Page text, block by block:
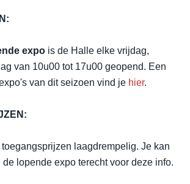
expo is de Halle elke vrijdag,
van 10u00 tot 17u00 geopend. Een
van dit seizoen vind je hier.
laagdrempelig. Je kan
lopende expo terecht voor deze info.